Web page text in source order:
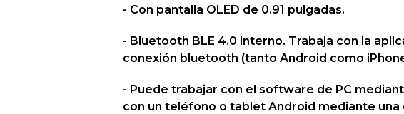
- Con pantalla OLED de 0.91 pulgadas.
- Bluetooth BLE 4.0 interno. Trabaja con la
conexión bluetooth (tanto Android como
- Puede trabajar con el software de PC
con un teléfono o tablet Android mediante una